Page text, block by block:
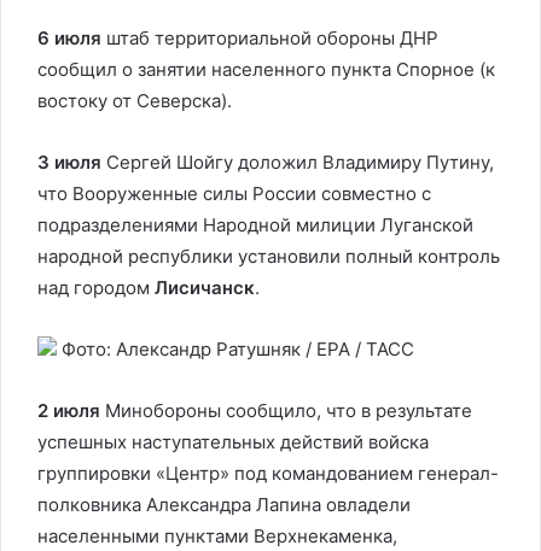
6 июля штаб территориальной обороны ДНР
сообщил о занятии населенного пункта Спорное (к
востоку от Северска).
3 июля Сергей Шойгу доложил Владимиру Путину,
что Вооруженные силы России совместно с
подразделениями Народной милиции Луганской
народной республики установили полный контроль
над городом Лисичанск.
Фото: Александр Ратушняк / EPA / ТАСС
2 июля Минобороны сообщило, что в результате
успешных наступательных действий войска
группировки «Центр» под командованием генерал-
полковника Александра Лапина овладели
населенными пунктами Верхнекаменка,